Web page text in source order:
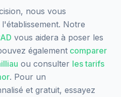
nous vous
Notre
vous aidera à poser les
également comparer
ou consulter les tarifs
. Pour un
et gratuit, essayez